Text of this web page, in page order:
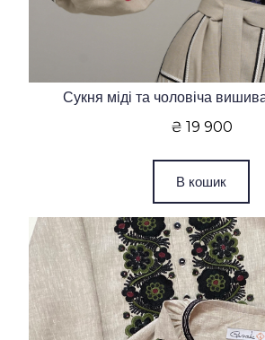
Сукня міді та чоловіча
₴ 19 900
В кошик